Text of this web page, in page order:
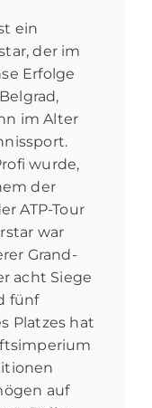
ein
der im
Erfolge
im Alter
wurde,
der
ATP-Tour
war
Grand-
acht Siege
fünf
Platzes hat
auf